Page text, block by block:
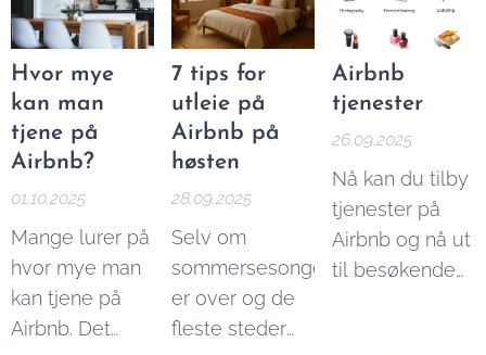
kunne drive
effektiv utleie.
Homestayog
Misterbnb
Reisende kan
ofte finne både
bedre og
overnattingsmuligheter
på disse
plattformene,
mens utleiere
kan tjene bedre
hver måned, er
vi Norges
ledende
nettsted
innenfor
formidler
korttidsleie og
overnatting
både til private
Hvor mye
kan man
tjene på
Airbnb?
01.10.2025
Mange lurer på
hvor mye man
kan tjene på
Airbnb. Det
7 tips for
utleie på
Airbnb på
høsten
28.09.2025
Selv om
sommersesongen
er over og de
fleste steder
Airbnb
tjenester
26.09.2025
Nå kan du tilby
tjenester på
Airbnb og nå ut
til besøkende